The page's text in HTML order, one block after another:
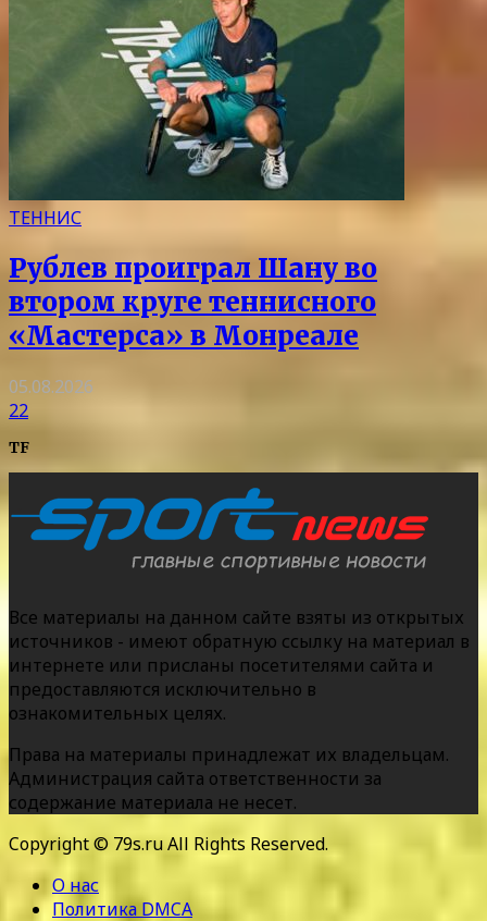
ТЕННИС
Рублев проиграл Шану во
втором круге теннисного
«Мастерса» в Монреале
05.08.2026
22
TF
Все материалы на данном сайте взяты из открытых
источников - имеют обратную ссылку на материал в
интернете или присланы посетителями сайта и
предоставляются исключительно в
ознакомительных целях.
Права на материалы принадлежат их владельцам.
Администрация сайта ответственности за
содержание материала не несет.
Copyright © 79s.ru All Rights Reserved.
О нас
Политика DMCA